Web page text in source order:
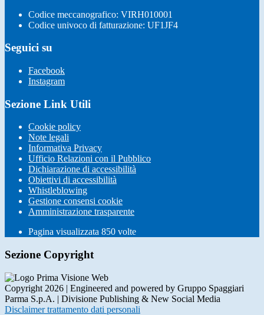
Codice meccanografico: VIRH010001
Codice univoco di fatturazione: UF1JF4
Seguici su
Facebook
Instagram
Sezione Link Utili
Cookie policy
Note legali
Informativa Privacy
Ufficio Relazioni con il Pubblico
Dichiarazione di accessibilità
Obiettivi di accessibilità
Whistleblowing
Gestione consensi cookie
Amministrazione trasparente
Pagina visualizzata 850 volte
Sezione Copyright
Copyright 2026 | Engineered and powered by Gruppo Spaggiari
Parma S.p.A. | Divisione Publishing & New Social Media
Disclaimer trattamento dati personali